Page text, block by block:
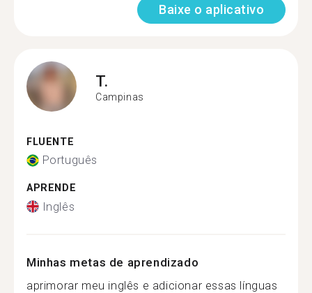
Baixe o aplicativo
T.
Campinas
FLUENTE
Português
APRENDE
Inglês
Minhas metas de aprendizado
aprimorar meu inglês e adicionar essas línguas